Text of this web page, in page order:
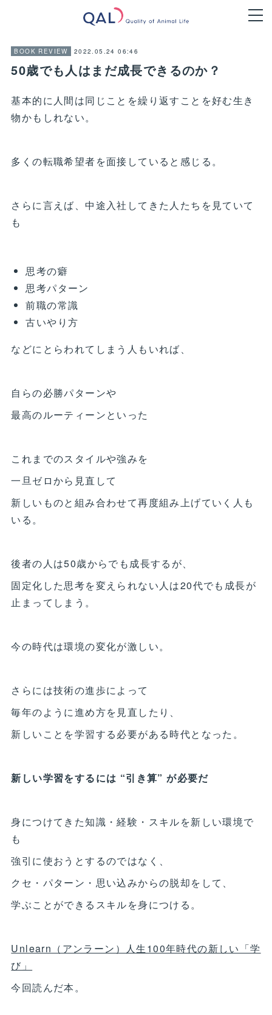
BOOK REVIEW 2022.05.24 06:46
50歳でも人はまだ成長できるのか？
基本的に人間は同じことを繰り返すことを好む生き
物かもしれない。
多くの転職希望者を面接していると感じる。
さらに言えば、中途入社してきた人たちを見ていて
も
思考の癖
思考パターン
前職の常識
古いやり方
などにとらわれてしまう人もいれば、
自らの必勝パターンや
最高のルーティーンといった
これまでのスタイルや強みを
一旦ゼロから見直して
新しいものと組み合わせて再度組み上げていく人も
いる。
後者の人は50歳からでも成長するが、
固定化した思考を変えられない人は20代でも成長が
止まってしまう。
今の時代は環境の変化が激しい。
さらには技術の進歩によって
毎年のように進め方を見直したり、
新しいことを学習する必要がある時代となった。
新しい学習をするには “引き算” が必要だ
身につけてきた知識・経験・スキルを新しい環境で
も
強引に使おうとするのではなく、
クセ・パターン・思い込みからの脱却をして、
学ぶことができるスキルを身につける。
Unlearn（アンラーン）人生100年時代の新しい「学
び」
今回読んだ本。